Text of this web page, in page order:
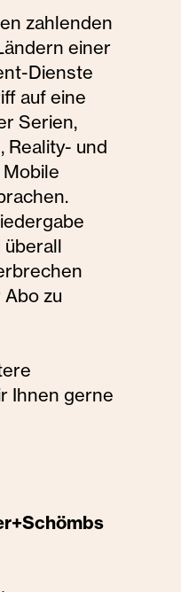
zahlenden
einer
Dienste
auf eine
Serien,
Reality- und
überall
zu
Ihnen gerne